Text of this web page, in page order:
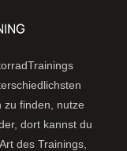
finden, nutze
dort kannst du
des Trainings,